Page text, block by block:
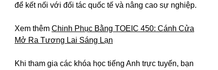
để kết nối với đối tác quốc tế và nâng cao sự nghiệp.
Xem thêm Chinh Phục Bằng TOEIC 450: Cánh Cửa
Mở Ra Tương Lai Sáng Lạn
Khi tham gia các khóa học tiếng Anh trực tuyến, bạn